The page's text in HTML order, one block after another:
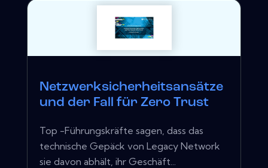
Netzwerksicherheitsansätze
und der Fall für Zero Trust
Top -Führungskräfte sagen, dass das
technische Gepäck von Legacy Network
sie davon abhält, ihr Geschäft...